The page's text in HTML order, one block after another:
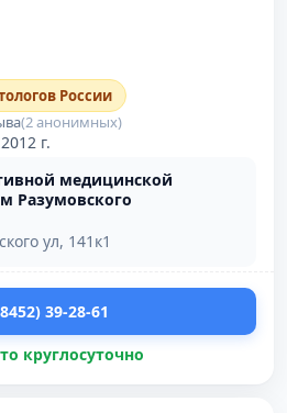
России
(2 анонимных)
г.
медицинской
Разумовского
ул, 141к1
39-28-61
круглосуточно